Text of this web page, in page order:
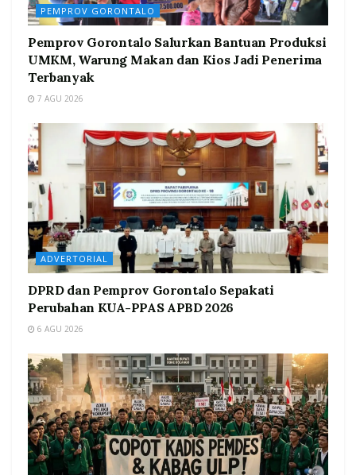
PEMPROV GORONTALO
Pemprov Gorontalo Salurkan Bantuan Produksi
UMKM, Warung Makan dan Kios Jadi Penerima
Terbanyak
7 AGU 2026
ADVERTORIAL
DPRD dan Pemprov Gorontalo Sepakati
Perubahan KUA-PPAS APBD 2026
6 AGU 2026